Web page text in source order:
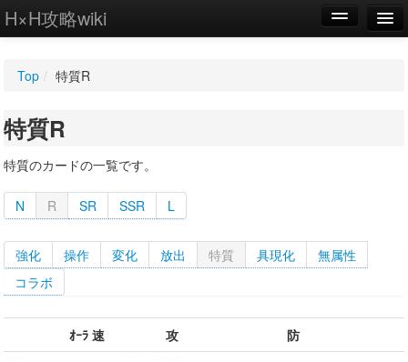
H×H攻略wiki
WIKI
設定
Top / 特質R
特質R
特質のカードの一覧です。
N R SR SSR L
強化 操作 変化 放出 特質 具現化
無属性
コラボ
ｵｰﾗ 速 攻
防